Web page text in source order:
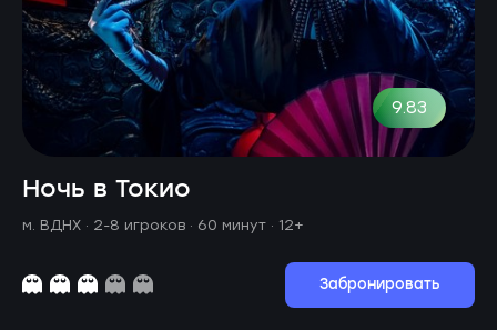
9.83
Ночь в Токио
м. ВДНХ · 2-8 игроков · 60 минут · 12+
Забронировать